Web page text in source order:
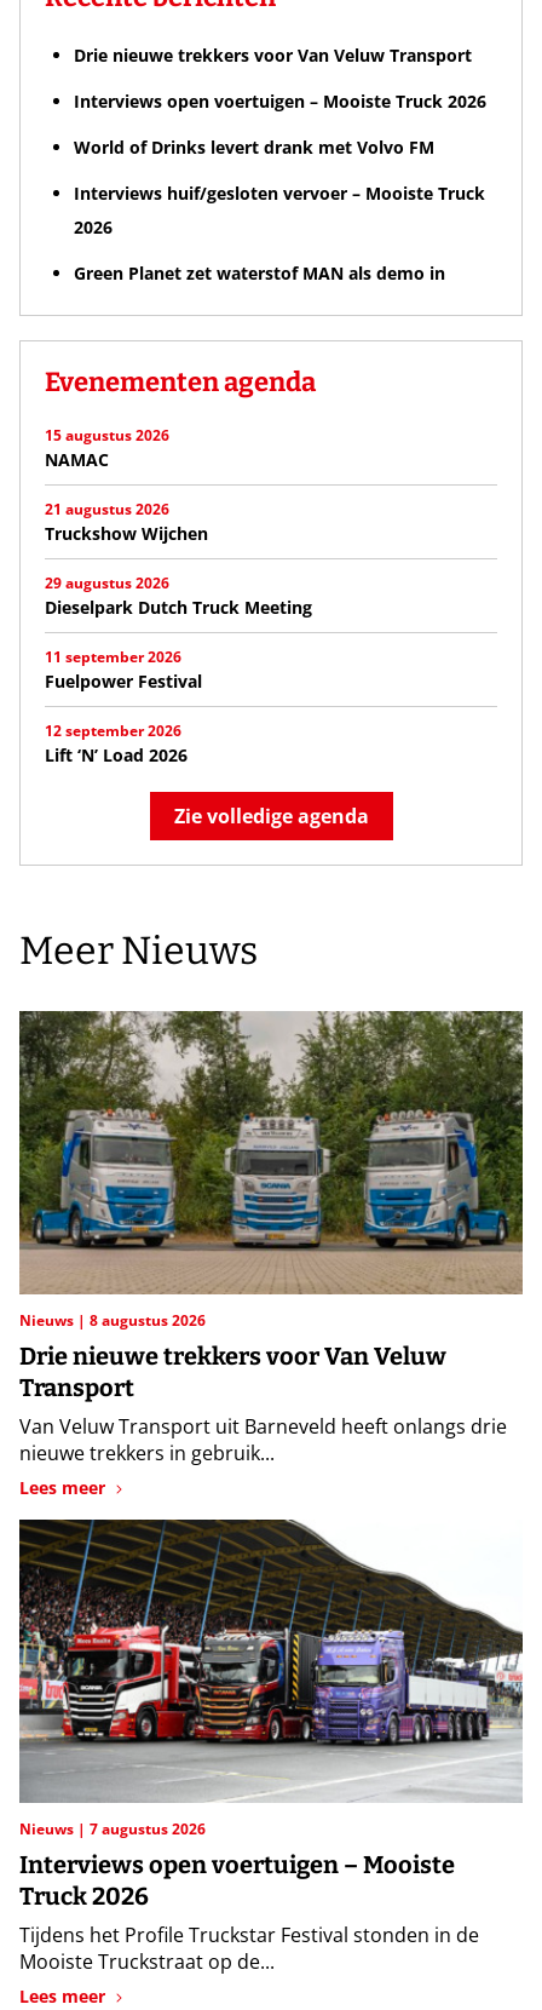
Drie nieuwe trekkers voor Van Veluw Transport
Interviews open voertuigen – Mooiste Truck 2026
World of Drinks levert drank met Volvo FM
Interviews huif/gesloten vervoer – Mooiste Truck
2026
Green Planet zet waterstof MAN als demo in
Evenementen agenda
15 augustus 2026
NAMAC
21 augustus 2026
Truckshow Wijchen
29 augustus 2026
Dieselpark Dutch Truck Meeting
11 september 2026
Fuelpower Festival
12 september 2026
Lift ‘N’ Load 2026
Zie volledige agenda
Meer Nieuws
Nieuws 8 augustus 2026
Drie nieuwe trekkers voor Van Veluw
Transport
Van Veluw Transport uit Barneveld heeft onlangs drie
nieuwe trekkers in gebruik...
Lees meer
Nieuws 7 augustus 2026
Interviews open voertuigen – Mooiste
Truck 2026
Tijdens het Profile Truckstar Festival stonden in de
Mooiste Truckstraat op de...
Lees meer